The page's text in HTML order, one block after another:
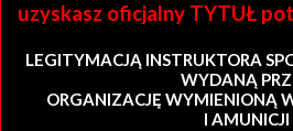
uzyskasz oficjalny TYTUŁ
LEGITYMACJĄ INSTRUKTORA
WYDANĄ
ORGANIZACJĘ WYMIENIONĄ
I AMUNICJI